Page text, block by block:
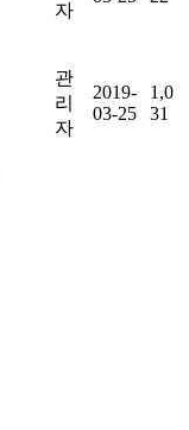
자
관
리
자
2019-
03-25
1,0
31